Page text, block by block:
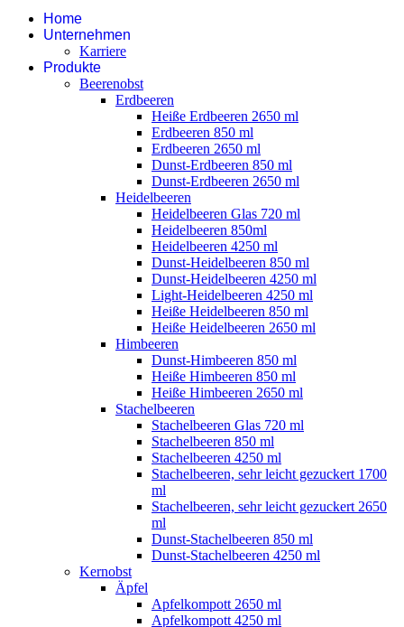
Home
Unternehmen
Karriere
Produkte
Beerenobst
Erdbeeren
Heiße Erdbeeren 2650 ml
Erdbeeren 850 ml
Erdbeeren 2650 ml
Dunst-Erdbeeren 850 ml
Dunst-Erdbeeren 2650 ml
Heidelbeeren
Heidelbeeren Glas 720 ml
Heidelbeeren 850ml
Heidelbeeren 4250 ml
Dunst-Heidelbeeren 850 ml
Dunst-Heidelbeeren 4250 ml
Light-Heidelbeeren 4250 ml
Heiße Heidelbeeren 850 ml
Heiße Heidelbeeren 2650 ml
Himbeeren
Dunst-Himbeeren 850 ml
Heiße Himbeeren 850 ml
Heiße Himbeeren 2650 ml
Stachelbeeren
Stachelbeeren Glas 720 ml
Stachelbeeren 850 ml
Stachelbeeren 4250 ml
Stachelbeeren, sehr leicht gezuckert 1700
ml
Stachelbeeren, sehr leicht gezuckert 2650
ml
Dunst-Stachelbeeren 850 ml
Dunst-Stachelbeeren 4250 ml
Kernobst
Äpfel
Apfelkompott 2650 ml
Apfelkompott 4250 ml